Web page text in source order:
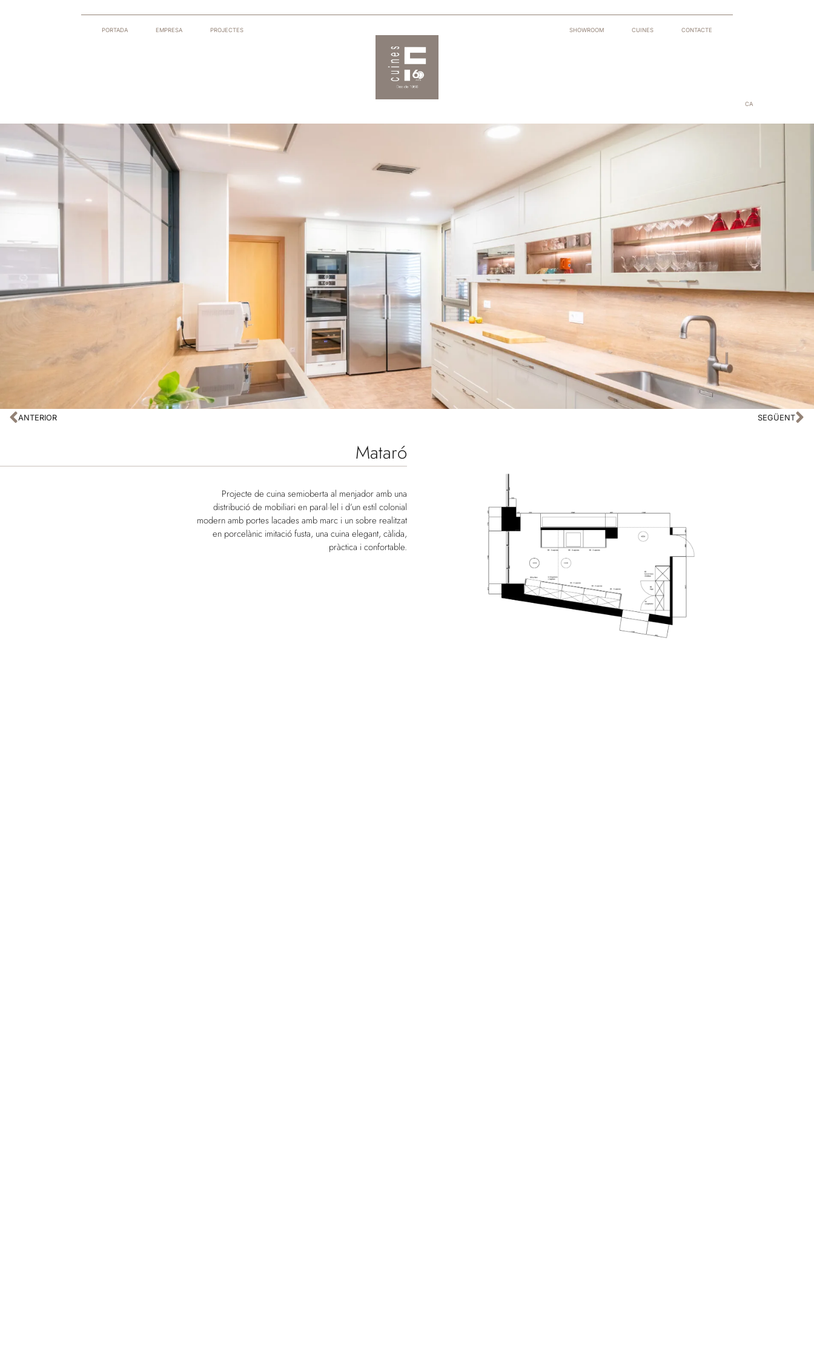
PORTADA EMPRESA PROJECTES SHOWROOM CUINES CONTACTE
CA
ANTERIOR SEGÜENT
Mataró
Projecte de cuina semioberta al menjador amb una
distribució de mobiliari en paral·lel i d’un estil colonial
modern amb portes lacades amb marc i un sobre realitzat
en porcelànic imitació fusta, una cuina elegant, càlida,
pràctica i confortable.